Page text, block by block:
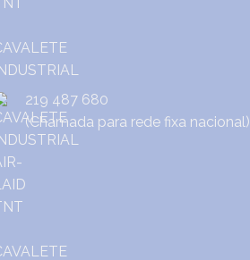
219 487 680
(Chamada para rede fixa nacional)